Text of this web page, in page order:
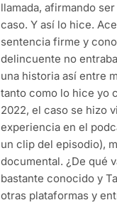
llamada, afirmando
caso. Y así lo hice.
sentencia firme y
delincuente no
una historia así entre
tanto como lo hice yo
2022, el caso se hizo
experiencia en el
un clip del episodio),
documental. ¿De qué
bastante conocido y
otras plataformas y